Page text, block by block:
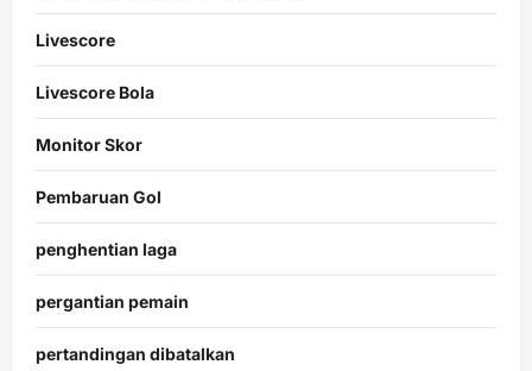
Livescore
Livescore Bola
Monitor Skor
Pembaruan Gol
penghentian laga
pergantian pemain
pertandingan dibatalkan